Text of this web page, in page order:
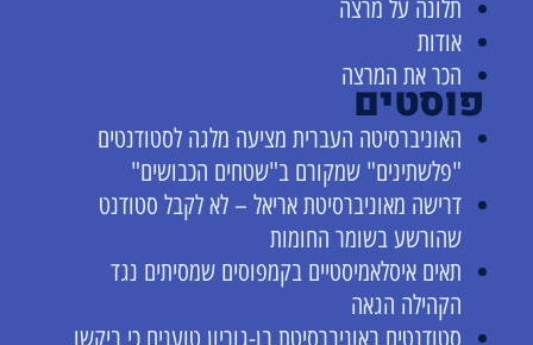
תלונה על מרצה
אודות
הכר את המרצה
פוסטים
האוניברסיטה העברית מציעה מלגה לסטודנטים
"פלשתינים" שמקורם ב"שטחים הכבושים"
דרישה מאוניברסיטת אריאל – לא לקבל סטודנט
שהורשע בשומר החומות
תאים איסלאמיסטיים בקמפוסים שמסיתים נגד
הקהילה הגאה
סטודנטים באוניברסיטת בן-גוריון טוענים כי ביקשו